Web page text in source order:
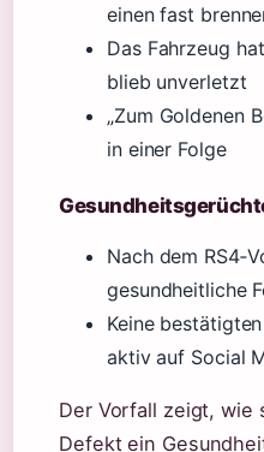
einen fast
Das Fahrzeug
blieb unverletzt
„Zum Goldenen
in einer Folge
Nach dem
gesundheitliche
Keine
aktiv auf Social
Der Vorfall zeigt, wie
Defekt ein